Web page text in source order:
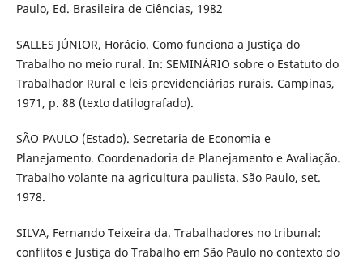
Paulo, Ed. Brasileira de Ciências, 1982
SALLES JÚNIOR, Horácio. Como funciona a Justiça do
Trabalho no meio rural. In: SEMINÁRIO sobre o Estatuto do
Trabalhador Rural e leis previdenciárias rurais. Campinas,
1971, p. 88 (texto datilografado).
SÃO PAULO (Estado). Secretaria de Economia e
Planejamento. Coordenadoria de Planejamento e Avaliação.
Trabalho volante na agricultura paulista. São Paulo, set.
1978.
SILVA, Fernando Teixeira da. Trabalhadores no tribunal:
conflitos e Justiça do Trabalho em São Paulo no contexto do